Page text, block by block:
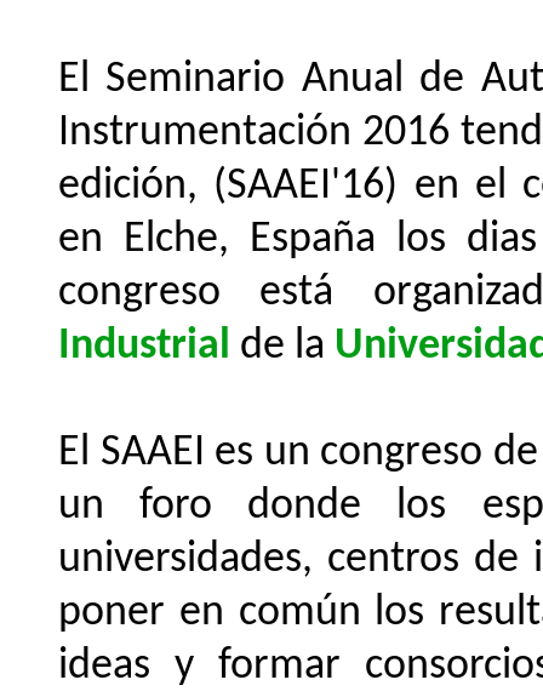
El Seminario Anual de
Instrumentación 2016
edición, (SAAEI'16) en el
en Elche, España los
congreso está
Industrial de la
El SAAEI es un congreso
un foro donde los
universidades, centros de
poner en común los
ideas y formar